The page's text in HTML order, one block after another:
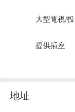
大型電視/
提供插座
地址